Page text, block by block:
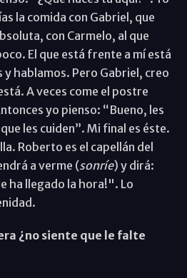
la comida con Gabriel, que
con Carmelo, al que
El que está frente a mí está
y hablamos. Pero Gabriel, creo
A veces come el postre
yo pienso: “Bueno, les
les cuiden”. Mi final es éste.
Roberto es el capellán del
a verme (sonríe) y dirá:
ha llegado la hora!". Lo
¿no siente que le falte